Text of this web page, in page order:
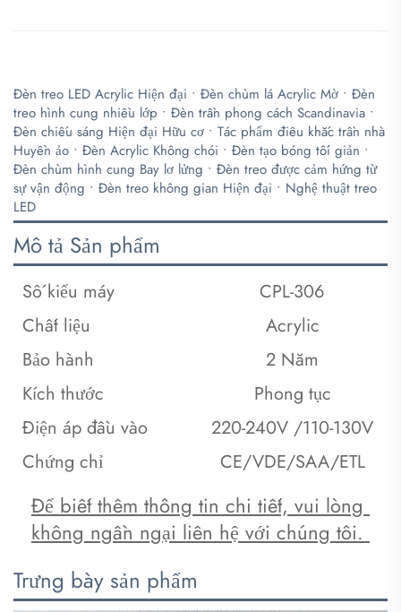
Đèn treo LED Acrylic Hiện đại • Đèn chùm lá Acrylic Mờ • Đèn
treo hình cung nhiều lớp • Đèn trần phong cách Scandinavia •
Đèn chiếu sáng Hiện đại Hữu cơ • Tác phẩm điêu khắc trần nhà
Huyền ảo • Đèn Acrylic Không chói • Đèn tạo bóng tối giản •
Đèn chùm hình cung Bay lơ lửng • Đèn treo được cảm hứng từ
sự vận động • Đèn treo không gian Hiện đại • Nghệ thuật treo
LED
Mô tả Sản phẩm
Số kiểu máy
CPL-306
Chất liệu
Acrylic
Bảo hành
2 Năm
Kích thước
Phong tục
Điện áp đầu vào
220-240V /110-130V
Chứng chỉ
CE/VDE/SAA/ETL
Để biết thêm thông tin chi tiết, vui lòng
không ngần ngại liên hệ với chúng tôi.
Trưng bày sản phẩm